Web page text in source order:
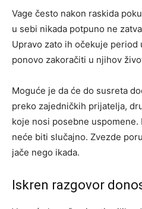
Vage često nakon raskida
u sebi nikada potpuno ne
Upravo zato ih očekuje period
ponovo zakoračiti u njihov
Moguće je da će do susreta
preko zajedničkih prijatelja,
koje nosi posebne
neće biti slučajno. Zvezde
jače nego ikada.
Iskren razgovor